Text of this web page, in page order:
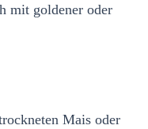
mit goldener oder
Mais oder